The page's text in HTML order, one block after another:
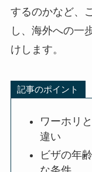
するのかなど、
し、海外への一
けします。
記事のポイント
ワーホリ
違い
ビザの年